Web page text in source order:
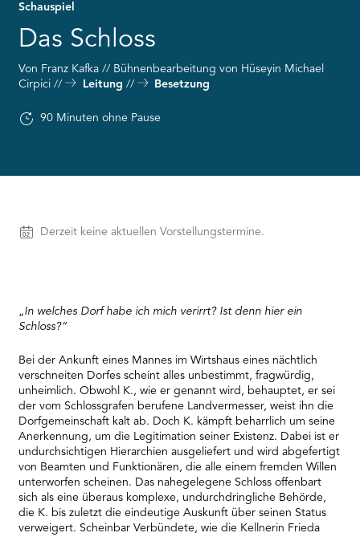
Schauspiel
Das Schloss
Von Franz Kafka // Bühnenbearbeitung von Hüseyin Michael
Cirpici
Leitung Besetzung
90 Minuten ohne Pause
trackers
that
are
disclosed
to
visitor.
needs
the
site
add
this
to
the
list
of
technologies
used.
Powered
by
Usercentrics
Consent
Management
Platform
Vorstellungen
Derzeit keine aktuellen Vorstellungstermine.
„In welches Dorf habe ich mich verirrt? Ist denn hier ein
Schloss?“
Bei der Ankunft eines Mannes im Wirtshaus eines nächtlich
verschneiten Dorfes scheint alles unbestimmt, fragwürdig,
unheimlich. Obwohl K., wie er genannt wird, behauptet, er sei
der vom Schlossgrafen berufene Landvermesser, weist ihn die
Dorfgemeinschaft kalt ab. Doch K. kämpft beharrlich um seine
Anerkennung, um die Legitimation seiner Existenz. Dabei ist er
undurchsichtigen Hierarchien ausgeliefert und wird abgefertigt
von Beamten und Funktionären, die alle einem fremden Willen
unterworfen scheinen. Das nahegelegene Schloss offenbart
sich als eine überaus komplexe, undurchdringliche Behörde,
die K. bis zuletzt die eindeutige Auskunft über seinen Status
verweigert. Scheinbar Verbündete, wie die Kellnerin Frieda